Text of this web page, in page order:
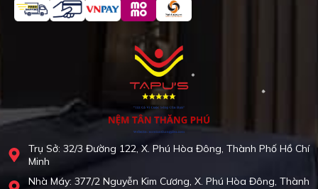
Trụ Sở: 32/3 Đường 122, X. Phú Hòa Đông, Thành Phố Hồ Chí
Minh
Nhà Máy: 377/2 Nguyễn Kim Cương, X. Phú Hòa Đông, Thành